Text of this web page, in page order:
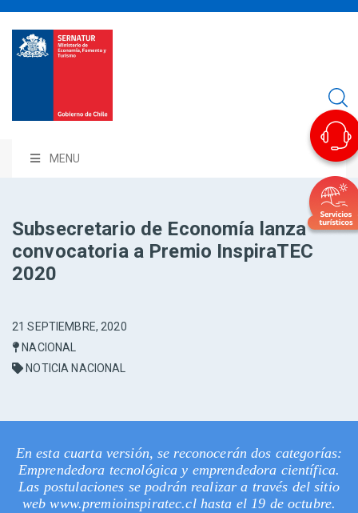
MENU
Subsecretario de Economía lanza
convocatoria a Premio InspiraTEC
2020
21 SEPTIEMBRE, 2020
NACIONAL
NOTICIA NACIONAL
En esta cuarta versión, se reconocerán dos categorías:
Emprendedora tecnológica y emprendedora científica.
Las postulaciones se podrán realizar a través del sitio
web www.premioinspiratec.cl hasta el 19 de octubre.